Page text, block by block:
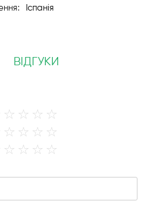
Іспанія
ВІДГУКИ
1
2
3
4
1
2
3
4
1
2
3
4